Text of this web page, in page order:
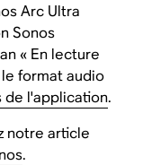
Arc Ultra
Sonos
« En lecture
format audio
de l'application.
notre article
.